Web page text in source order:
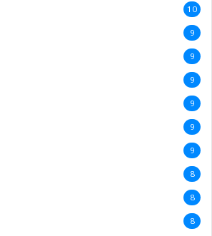
10
9
9
9
9
9
9
8
8
8